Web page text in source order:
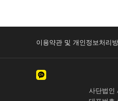
이용약관 및 개인정보처리
사단법인